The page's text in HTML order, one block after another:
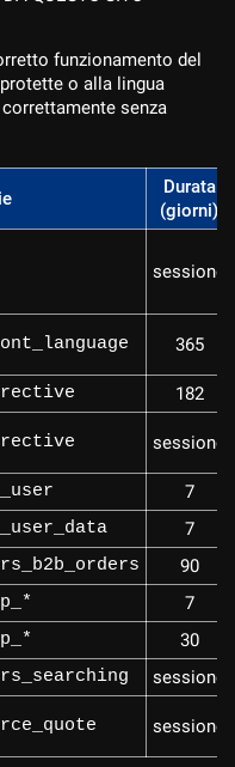
funzionamento del
o alla lingua
senza
Durata
(giorni)
sessione
365
182
sessione
7
7
90
7
30
sessione
sessione